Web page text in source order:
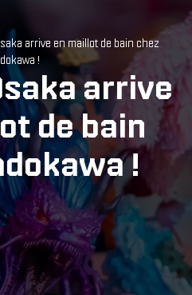
arrive en maillot de bain chez
!
arrive
de bain
!